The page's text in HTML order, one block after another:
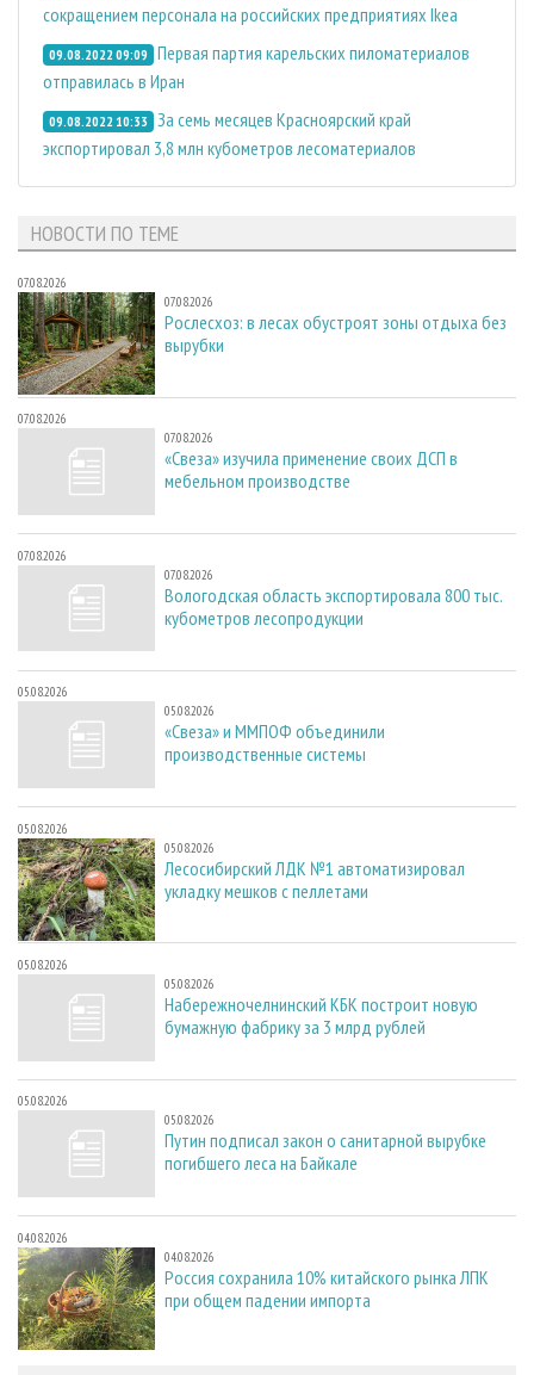
сокращением персонала на российских предприятиях Ikea
09.08.2022 09:09 Первая партия карельских пиломатериалов
отправилась в Иран
09.08.2022 10:33 За семь месяцев Красноярский край
экспортировал 3,8 млн кубометров лесоматериалов
НОВОСТИ ПО ТЕМЕ
07.08.2026
07.08.2026
Рослесхоз: в лесах обустроят зоны отдыха без
вырубки
07.08.2026
07.08.2026
«Свеза» изучила применение своих ДСП в
мебельном производстве
07.08.2026
07.08.2026
Вологодская область экспортировала 800 тыс.
кубометров лесопродукции
05.08.2026
05.08.2026
«Свеза» и ММПОФ объединили
производственные системы
05.08.2026
05.08.2026
Лесосибирский ЛДК №1 автоматизировал
укладку мешков с пеллетами
05.08.2026
05.08.2026
Набережночелнинский КБК построит новую
бумажную фабрику за 3 млрд рублей
05.08.2026
05.08.2026
Путин подписал закон о санитарной вырубке
погибшего леса на Байкале
04.08.2026
04.08.2026
Россия сохранила 10% китайского рынка ЛПК
при общем падении импорта